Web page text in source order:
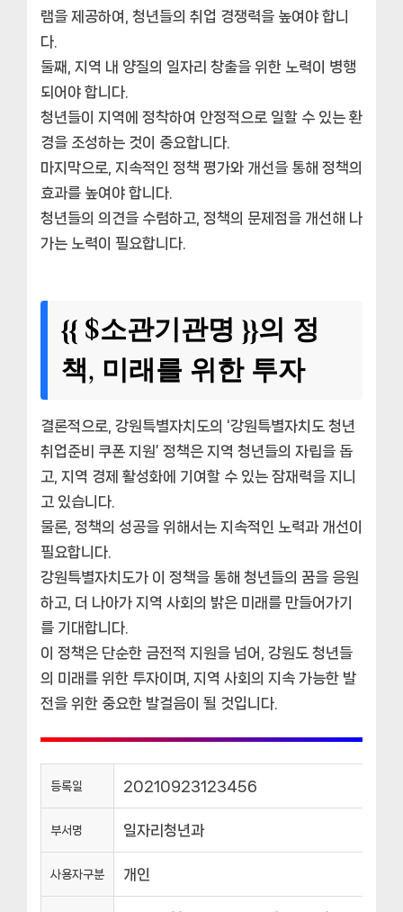
램을 제공하여, 청년들의 취업 경쟁력을 높여야 합니
다.
둘째, 지역 내 양질의 일자리 창출을 위한 노력이 병행
되어야 합니다.
청년들이 지역에 정착하여 안정적으로 일할 수 있는 환
경을 조성하는 것이 중요합니다.
마지막으로, 지속적인 정책 평가와 개선을 통해 정책의
효과를 높여야 합니다.
청년들의 의견을 수렴하고, 정책의 문제점을 개선해 나
가는 노력이 필요합니다.
{{ $소관기관명 }}의 정
책, 미래를 위한 투자
결론적으로, 강원특별자치도의 ‘강원특별자치도 청년
취업준비 쿠폰 지원’ 정책은 지역 청년들의 자립을 돕
고, 지역 경제 활성화에 기여할 수 있는 잠재력을 지니
고 있습니다.
물론, 정책의 성공을 위해서는 지속적인 노력과 개선이
필요합니다.
강원특별자치도가 이 정책을 통해 청년들의 꿈을 응원
하고, 더 나아가 지역 사회의 밝은 미래를 만들어가기
를 기대합니다.
이 정책은 단순한 금전적 지원을 넘어, 강원도 청년들
의 미래를 위한 투자이며, 지역 사회의 지속 가능한 발
전을 위한 중요한 발걸음이 될 것입니다.
등록일 20210923123456
부서명 일자리청년과
사용자구분 개인